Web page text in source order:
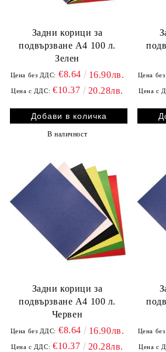
Задни корици за
подвързване A4 100 л.
Зелен
Цена без ДДС: €8.64 16.90лв.
Цена с ДДС: €10.37 20.28лв.
В наличност
Цена
Цена с
Задни корици за
подвързване A4 100 л.
Червен
Цена без ДДС: €8.64 16.90лв.
Цена с ДДС: €10.37 20.28лв.
Цена
Цена с